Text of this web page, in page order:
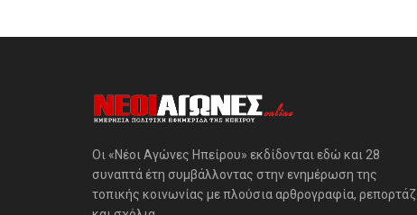
Οι «Νέοι Αγώνες Ηπείρου» εκδίδονται εδώ και 28
συναπτά έτη συμβάλλοντας στην ενημέρωση της
τοπικής κοινωνίας με πλούσια αρθρογραφία, ρεπορτάζ